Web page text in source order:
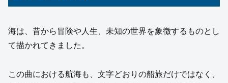
海は、昔から冒険や人生、未知の世界を象徴するものとし
て描かれてきました。
この曲における航海も、文字どおりの船旅だけではなく、